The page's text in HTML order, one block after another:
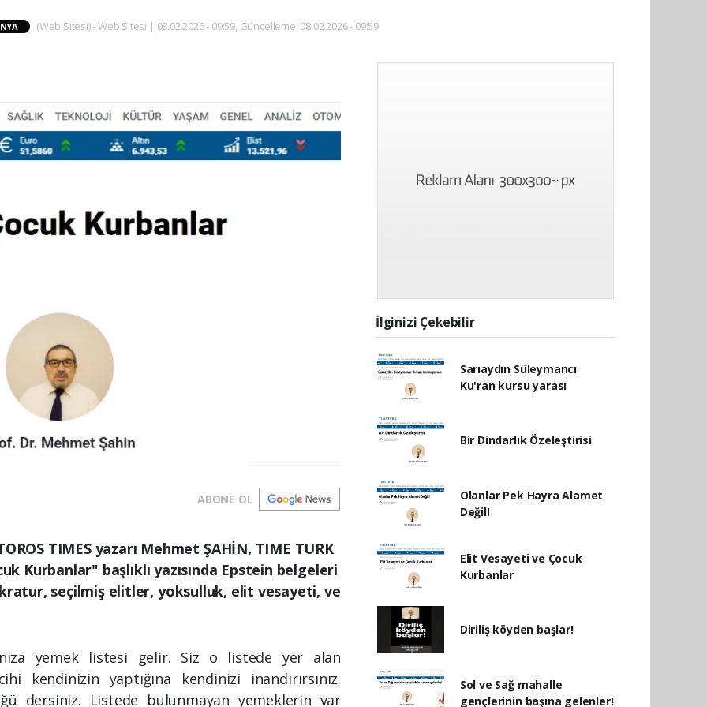
(Web Sitesi) - Web Sitesi | 08.02.2026 - 09:59, Güncelleme: 08.02.2026 - 09:59
ABONE OL
TIMES yazarı Mehmet ŞAHİN, TIME TURK
Kurbanlar" başlıklı yazısında Epstein belgeleri
seçilmiş elitler, yoksulluk, elit vesayeti, ve
yemek listesi gelir. Siz o listede yer alan
kendinizin yaptığına kendinizi inandırırsınız.
dersiniz. Listede bulunmayan yemeklerin var
İlginizi Çekebilir
Sarıaydın Süleymancı
Ku'ran kursu yarası
Bir Dindarlık Özeleştirisi
Olanlar Pek Hayra Alamet
Değil!
Elit Vesayeti ve Çocuk
Kurbanlar
Diriliş köyden başlar!
Sol ve Sağ mahalle
gençlerinin başına gelenler!